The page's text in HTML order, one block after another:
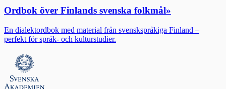
Ordbok över Finlands svenska folkmål»
En dialektordbok med material från svenskspråkiga Finland –
perfekt för språk- och kulturstudier.